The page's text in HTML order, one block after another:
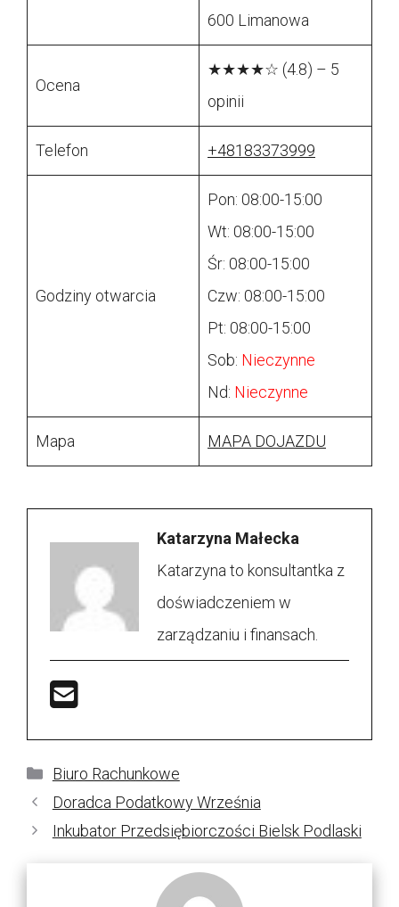
600 Limanowa
Ocena
★★★★☆ (4.8) – 5
opinii
Telefon +48183373999
Godziny otwarcia
Pon: 08:00-15:00
Wt: 08:00-15:00
Śr: 08:00-15:00
Czw: 08:00-15:00
Pt: 08:00-15:00
Sob: Nieczynne
Nd: Nieczynne
Mapa MAPA DOJAZDU
Katarzyna Małecka
Katarzyna to konsultantka z
doświadczeniem w
zarządzaniu i finansach.
Kategorie
Biuro Rachunkowe
Doradca Podatkowy Września
Inkubator Przedsiębiorczości Bielsk Podlaski